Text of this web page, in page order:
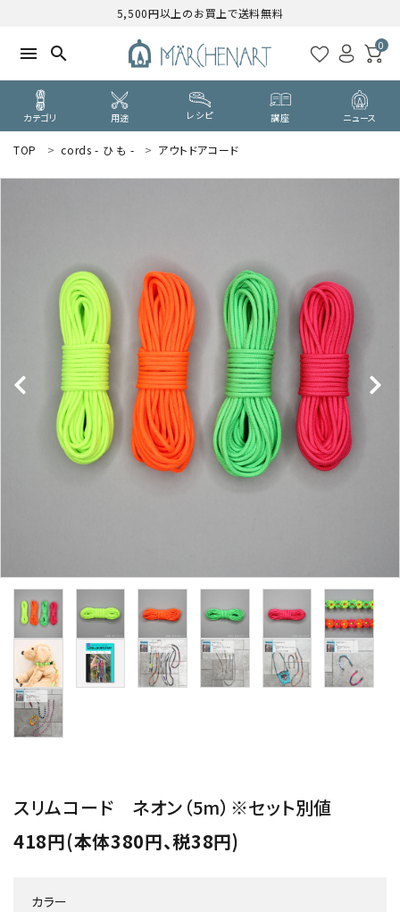
5,500円以上のお買上で送料無料
menu search 0
カテゴリ 用途 レシピ 講座 ニュース
ログイン 新規会員登録
CATEGORY
カテゴリーから探す
PURPOSE
用途から探す
WORKSHOP
SHOP
店舗
CONTACT
お問い合わせ
TOP cords - ひ も - アウトドアコード
スリムコード ネオン（5m）※セット別値
418円(本体380円、税38円)
カラー